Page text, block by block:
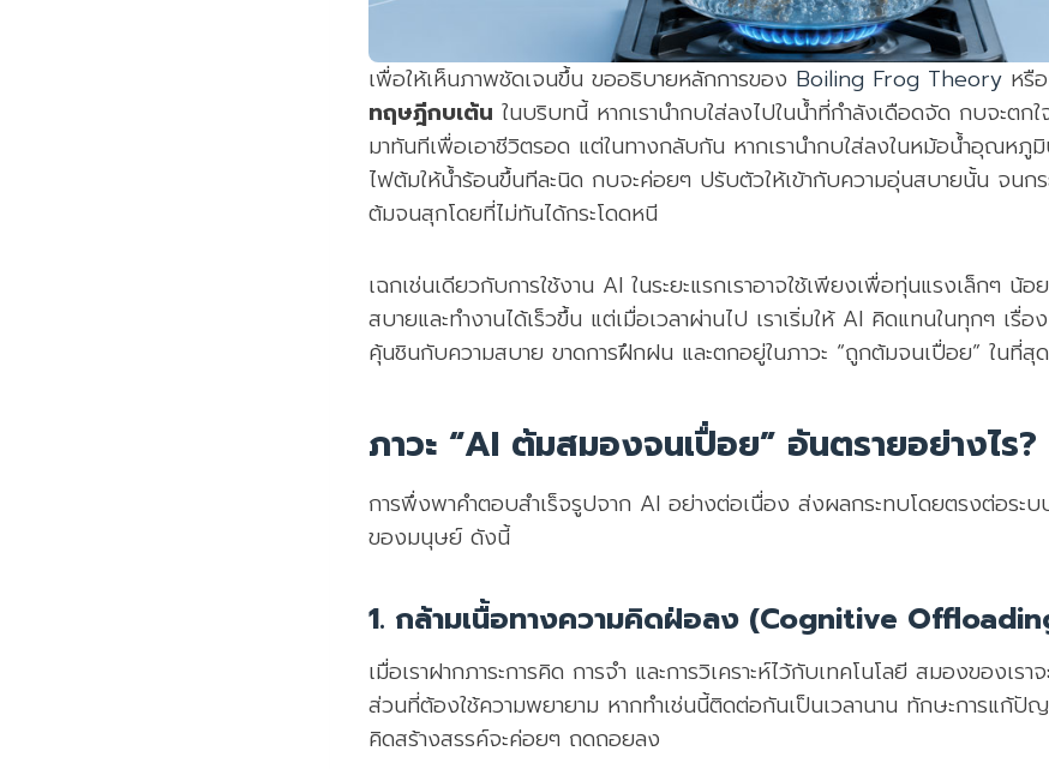
เพื่อให้เห็นภาพชัดเจนขึ้น ขออธิบายหลักการของ Boiling Frog Theory หรื
ทฤษฎีกบเต้น ในบริบทนี้ หากเรานำกบใส่ลงไปในน้ำที่กำลังเดือดจัด กบจะตก
มาทันทีเพื่อเอาชีวิตรอด แต่ในทางกลับกัน หากเรานำกบใส่ลงในหม้อน้ำอุณห
ไฟต้มให้น้ำร้อนขึ้นทีละนิด กบจะค่อยๆ ปรับตัวให้เข้ากับความอุ่นสบายนั้น จนก
ต้มจนสุกโดยที่ไม่ทันได้กระโดดหนี
เฉกเช่นเดียวกับการใช้งาน AI ในระยะแรกเราอาจใช้เพียงเพื่อทุ่นแรงเล็กๆ น้อ
สบายและทำงานได้เร็วขึ้น แต่เมื่อเวลาผ่านไป เราเริ่มให้ AI คิดแทนในทุกๆ เรื่อ
คุ้นชินกับความสบาย ขาดการฝึกฝน และตกอยู่ในภาวะ “ถูกต้มจนเปื่อย” ในที่สุด
ภาวะ “AI ต้มสมองจนเปื่อย” อันตรายอย่างไร?
การพึ่งพาคำตอบสำเร็จรูปจาก AI อย่างต่อเนื่อง ส่งผลกระทบโดยตรงต่อระบ
ของมนุษย์ ดังนี้
1. กล้ามเนื้อทางความคิดฝ่อลง (Cognitive
เมื่อเราฝากภาระการคิด การจำ และการวิเคราะห์ไว้กับเทคโนโลยี สมองของเรา
ส่วนที่ต้องใช้ความพยายาม หากทำเช่นนี้ติดต่อกันเป็นเวลานาน ทักษะการแก้ปัญ
คิดสร้างสรรค์จะค่อยๆ ถดถอยลง